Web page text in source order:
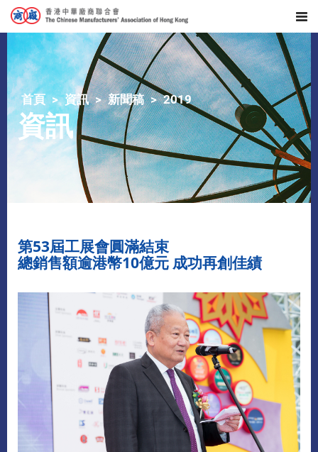
首頁 資訊 新聞稿 2019
資訊
第53屆工展會圓滿結束
總銷售額逾港幣10億元 成功再創佳績